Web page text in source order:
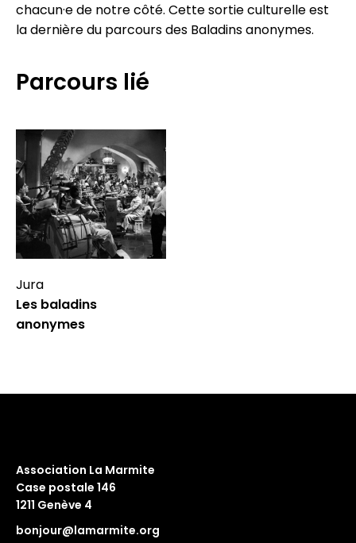
chacun·e de notre côté. Cette sortie culturelle est
la dernière du parcours des Baladins anonymes.
Parcours lié
Jura
Les baladins
anonymes
Association La Marmite
Case postale 146
1211 Genève 4
bonjour@lamarmite.org